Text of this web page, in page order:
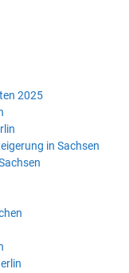
2025
in Sachsen